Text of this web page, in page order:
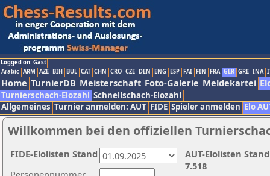
Logged on: Gast
Arabic ARM AZE BIH BUL CAT CHN CRO CZE DEN ENG ESP FAI FIN FRA GER GRE INA
Home TurnierDB Meisterschaft Foto-Galerie Meldekartei
Turnierschach-Elozahl Schnellschach-Elozahl
Allgemeines Turnier anmelden: AUT FIDE Spieler anmelden Elo
Willkommen bei den offiziellen
AUT-Elolisten
7.518
FIDE-Elolisten Stand